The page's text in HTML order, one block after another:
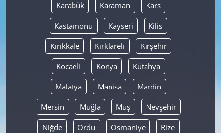
Karabük Karaman Kars
Kastamonu Kayseri Kilis
Kırıkkale Kırklareli Kırşehir
Kocaeli Konya Kütahya
Malatya Manisa Mardin
Mersin Muğla Muş Nevşehir
Niğde Ordu Osmaniye Rize